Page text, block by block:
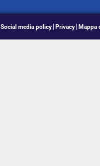
Social media policy Privacy Mappa